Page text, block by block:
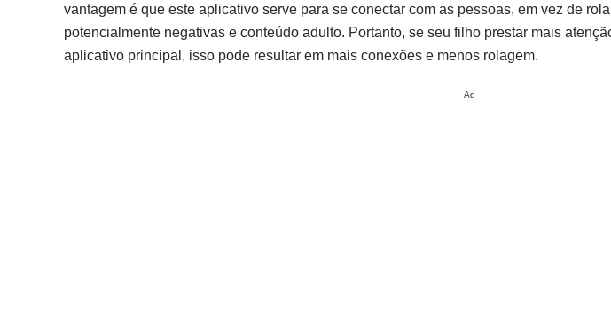
vantagem é que este aplicativo serve para se conectar com as pessoas, em vez de
potencialmente negativas e conteúdo adulto. Portanto, se seu filho prestar mais
aplicativo principal, isso pode resultar em mais conexões e menos rolagem.
Ad